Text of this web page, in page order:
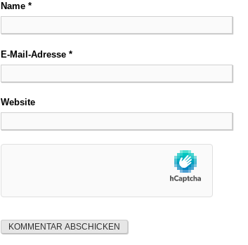
Name *
E-Mail-Adresse *
Website